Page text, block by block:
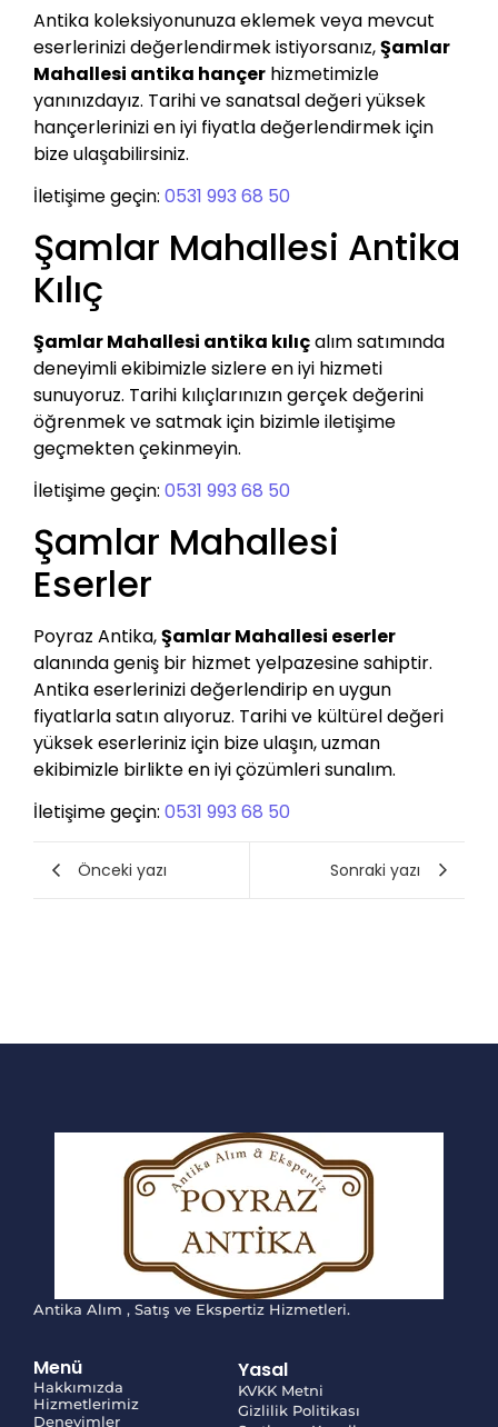
Antika koleksiyonunuza eklemek veya mevcut
eserlerinizi değerlendirmek istiyorsanız,Şamlar
Mahallesi antika hançer hizmetimizle
yanınızdayız. Tarihi ve sanatsal değeri yüksek
hançerlerinizi en iyi fiyatla değerlendirmek için
bize ulaşabilirsiniz.
İletişime geçin: 0531 993 68 50
Şamlar Mahallesi Antika
Kılıç
Şamlar Mahallesi antika kılıçalım satımında
deneyimli ekibimizle sizlere en iyi hizmeti
sunuyoruz. Tarihi kılıçlarınızın gerçek değerini
öğrenmek ve satmak için bizimle iletişime
geçmekten çekinmeyin.
İletişime geçin: 0531 993 68 50
Şamlar Mahallesi
Eserler
Poyraz Antika,Şamlar Mahallesi eserler
alanında geniş bir hizmet yelpazesine sahiptir.
Antika eserlerinizi değerlendirip en uygun
fiyatlarla satın alıyoruz. Tarihi ve kültürel değeri
yüksek eserleriniz için bize ulaşın, uzman
ekibimizle birlikte en iyi çözümleri sunalım.
İletişime geçin: 0531 993 68 50
Önceki yazı Sonraki yazı
Antika Alım , Satış ve Ekspertiz Hizmetleri.
Menü
Hakkımızda
Hizmetlerimiz
Deneyimler
Yasal
KVKK Metni
Gizlilik Politikası